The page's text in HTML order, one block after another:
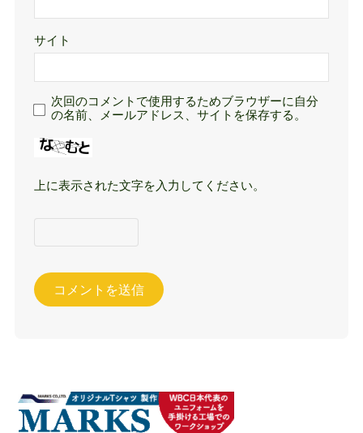
サイト
次回のコメントで使用するためブラウザーに自分
の名前、メールアドレス、サイトを保存する。
上に表示された文字を入力してください。